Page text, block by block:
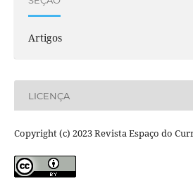
Artigos
LICENÇA
Copyright (c) 2023 Revista Espaço do